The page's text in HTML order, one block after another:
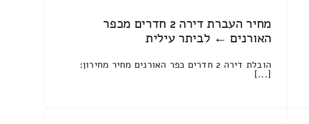
מחיר העברת דירה 2 חדרים מכפר
האורנים ← לביתר עילית
הובלת דירה 2 חדרים כפר האורנים מחיר מחירון:
[...]